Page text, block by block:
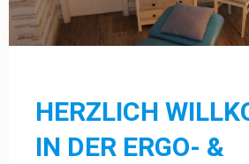
HERZLICH
IN DER ERGO- &